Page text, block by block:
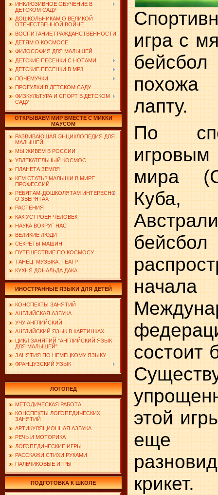
ИНКЛЮЗИВНОЕ ОБУЧЕНИЕ В
ДЕТСКОМ САДУ
ДОШКОЛЬНИКАМ О ВЕЛИКОЙ
ОТЕЧЕСТВЕННОЙ ВОЙНЕ
ВОСПИТАНИЕ ГРАЖДАНСТВЕННОСТИ
ДЕТЯМ О КОСМОСЕ
ФИЛОСОФИЯ ДЛЯ МАЛЫШЕЙ
ДЕТСКИЕ ПЕСЕНКИ С НОТАМИ
ДЕТСКИЕ ПЕСЕНКИ В MP3
ПОЧЕМУЧКИ
ПРОГУЛКИ В ДЕТСКОМ САДУ
ФИЗКУЛЬТУРА И СПОРТ В ДЕТСКОМ
САДУ
ОТКРЫВАЕМ МИР ВМЕСТЕ С МИККИ
МАУСОМ
РАЗВИВАЮЩАЯ ЭНЦИКЛОПЕДИЯ ДЛЯ
МАЛЫШЕЙ
МЫ ЖИВЕМ В РОССИИ
УВЛЕКАТЕЛЬНЫЙ КОСМОС
ПЛАНЕТА ЗЕМЛЯ
КЕМ СТАТЬ? МАЛЫШИ В МИРЕ
ПРОФЕССИЙ
РЕБЯТАМ-ДОШКОЛЯТАМ ИНТЕРЕСНО
О ЗВЕРЯТАХ
РАСТЕНИЯ
КАК УСТРОЕН ЧЕЛОВЕК
НАУКА ВОКРУГ НАС
ВЕЛИКИЕ ЛЮДИ
СЕКРЕТЫ МАШИН
ПУТЕШЕСТВИЕ ПО КОСМОСУ
ТАНЕЦ. МУЗЫКА. ТЕАТР
КУХНЯ ДОНАЛЬДА ДАКА
ИНОСТРАННЫЕ ЯЗЫКИ ДЛЯ ДЕТЕЙ
КОНСПЕКТЫ ЗАНЯТИЙ
АНГЛИЙСКАЯ АЗБУКА
УЧУ АНГЛИЙСКИЙ
АНГЛИЙСКИЙ ЯЗЫК В КАРТИНКАХ
ЦИКЛ ЗАНЯТИЙ "АНГЛИЙСКИЙ ЯЗЫК
ДЛЯ МАЛЫШЕЙ"
ЗАНЯТИЯ ПО НЕМЕЦКОМУ ЯЗЫКУ
ФРАНЦУЗСКИЙ ЯЗЫК
ЛОГОПЕД
МЕТОДИЧЕСКАЯ РАБОТА
КОНСПЕКТЫ ЛОГОПЕДИЧЕСКИХ
ЗАНЯТИЙ
АРТИКУЛЯЦИОННАЯ АЗБУКА
РЕЧЬ И МОТОРИКА
ЛОГОПЕДИЧЕСКИЕ ИГРЫ
РАССКАЖИ СТИХИ РУКАМИ
ПАЛЬЧИКОВЫЕ ИГРЫ
ПОДГОТОВКА К ШКОЛЕ
игра с
лапту.
По
мира
состоит
этой
крикет.